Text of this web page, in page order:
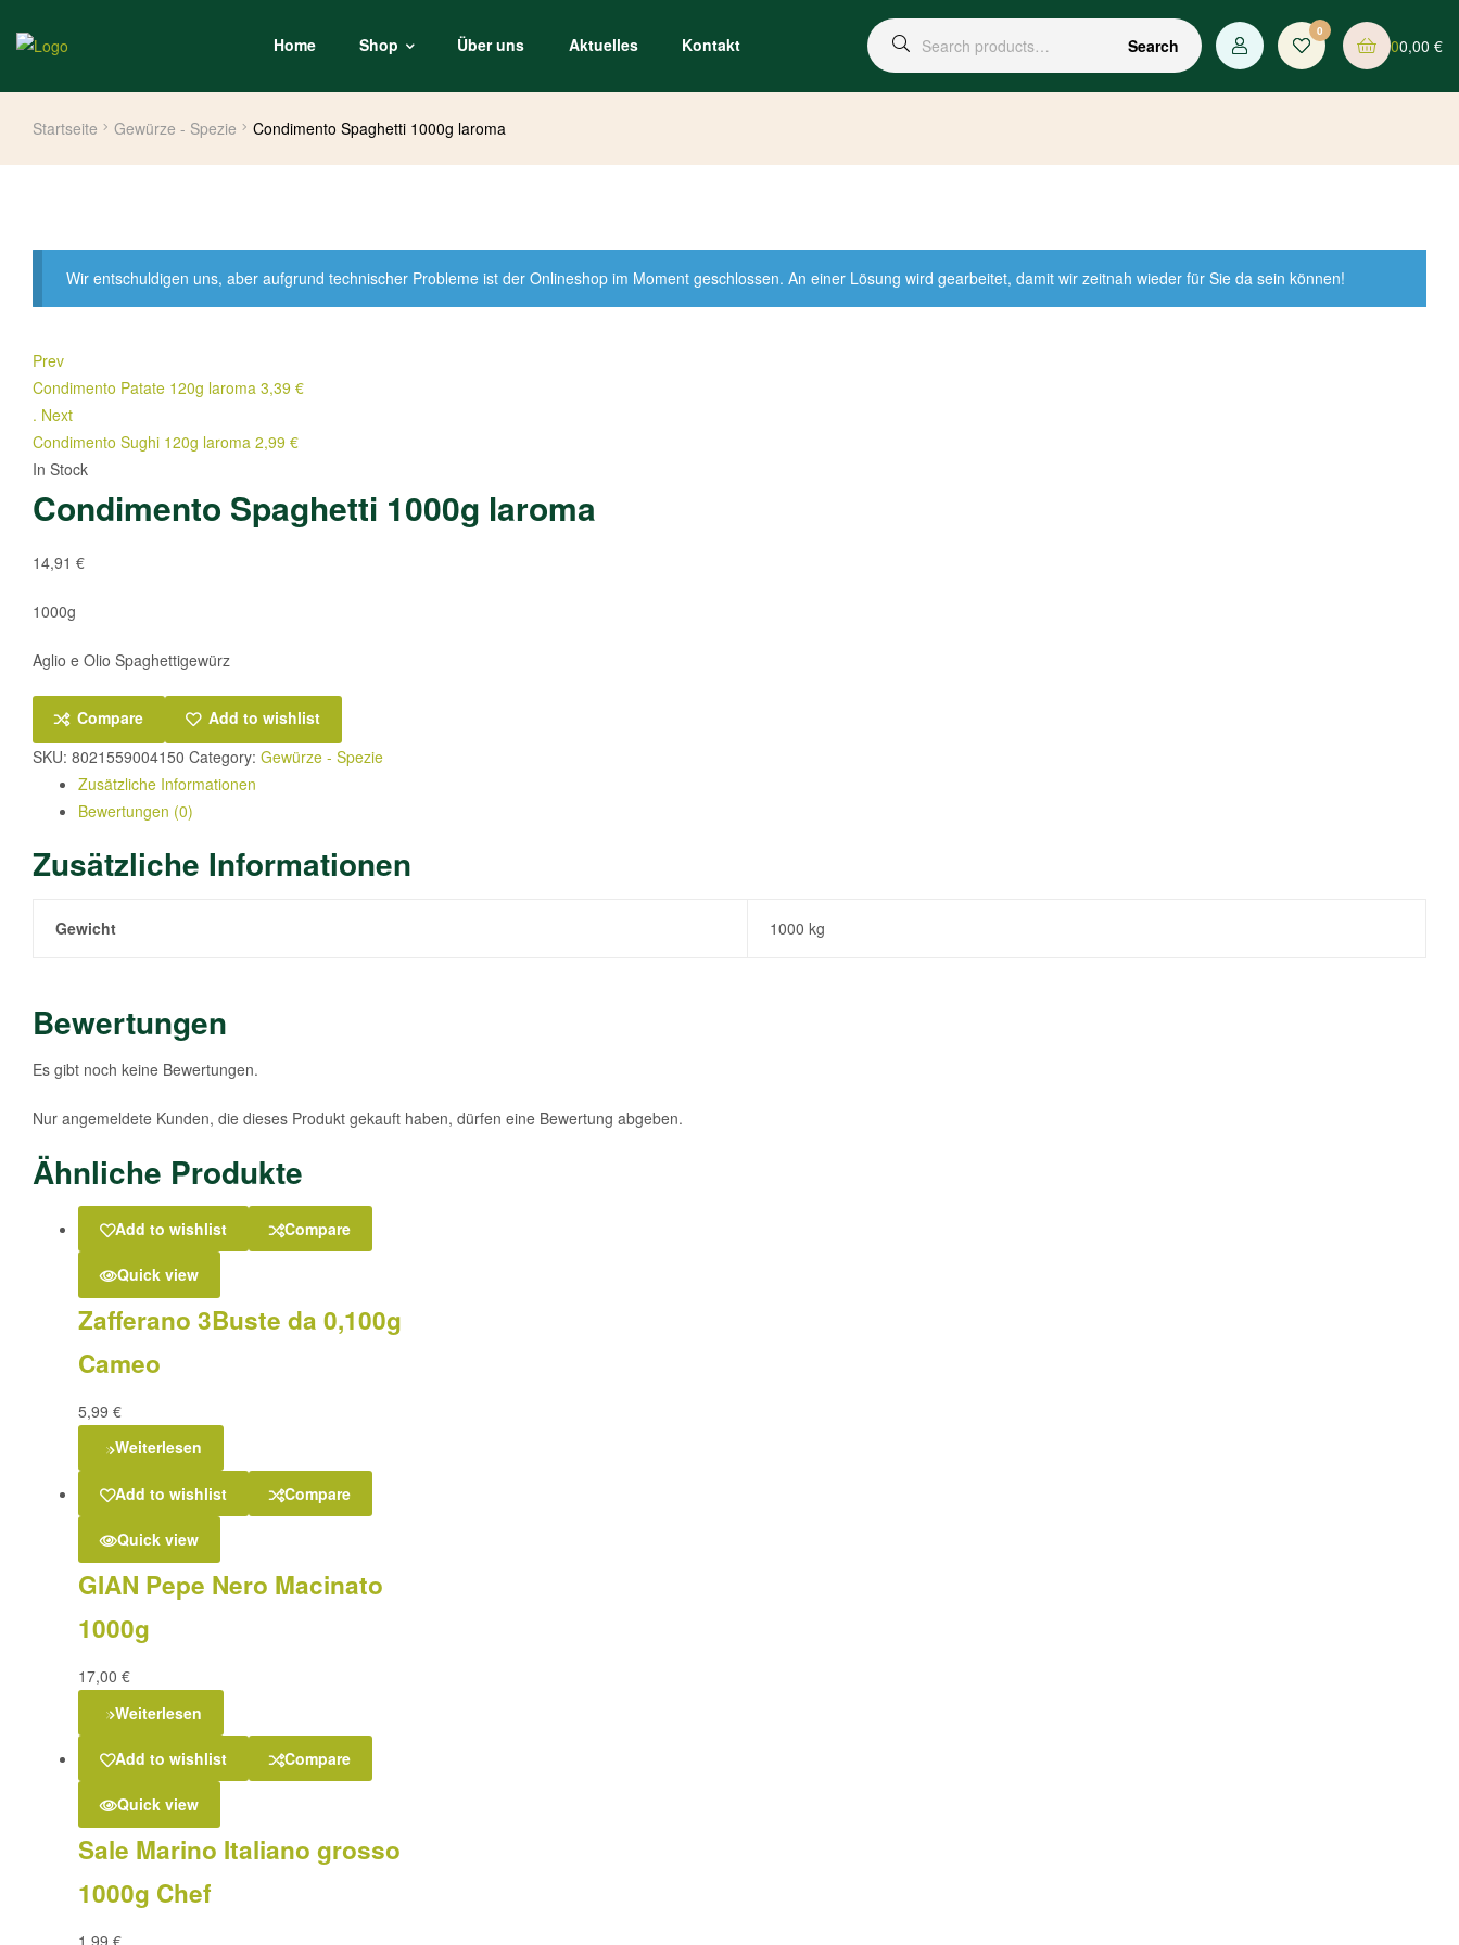
Home Shop Über uns Aktuelles Kontakt Search
0
00,00 €
Startseite Gewürze - Spezie Condimento Spaghetti 1000g laroma
Wir entschuldigen uns, aber aufgrund technischer Probleme ist der Onlineshop im Moment geschlossen. An einer Lösung wird gearbeitet, damit wir zeitnah wieder für Sie da sein können!
Prev
Condimento Patate 120g laroma 3,39 €
. Next
Condimento Sughi 120g laroma 2,99 €
In Stock
Condimento Spaghetti 1000g laroma
14,91 €
1000g
Aglio e Olio Spaghettigewürz
Compare
Add to wishlist
SKU: 8021559004150 Category: Gewürze - Spezie
Zusätzliche Informationen
Bewertungen (0)
Zusätzliche Informationen
Gewicht 1000 kg
Bewertungen
Es gibt noch keine Bewertungen.
Nur angemeldete Kunden, die dieses Produkt gekauft haben, dürfen eine Bewertung abgeben.
Ähnliche Produkte
Add to wishlist Compare
Quick view
Zafferano 3Buste da 0,100g
Cameo
5,99 €
Weiterlesen
Add to wishlist Compare
Quick view
GIAN Pepe Nero Macinato
1000g
17,00 €
Weiterlesen
Add to wishlist Compare
Quick view
Sale Marino Italiano grosso
1000g Chef
1,99 €